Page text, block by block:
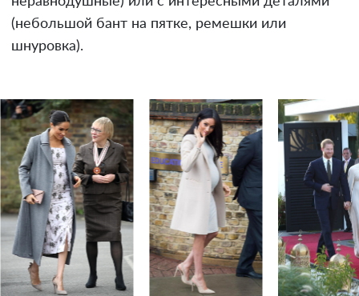
(небольшой бант на пятке, ремешки или
шнуровка).